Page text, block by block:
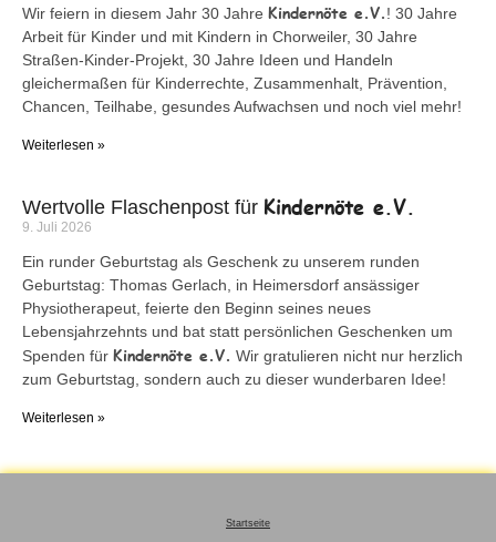
Wir feiern in diesem Jahr 30 Jahre Kindernöte e.V.! 30 Jahre
Arbeit für Kinder und mit Kindern in Chorweiler, 30 Jahre
Straßen-Kinder-Projekt, 30 Jahre Ideen und Handeln
gleichermaßen für Kinderrechte, Zusammenhalt, Prävention,
Chancen, Teilhabe, gesundes Aufwachsen und noch viel mehr!
Weiterlesen »
Wertvolle Flaschenpost für Kindernöte e.V.
9. Juli 2026
Ein runder Geburtstag als Geschenk zu unserem runden
Geburtstag: Thomas Gerlach, in Heimersdorf ansässiger
Physiotherapeut, feierte den Beginn seines neues
Lebensjahrzehnts und bat statt persönlichen Geschenken um
Spenden für Kindernöte e.V. Wir gratulieren nicht nur herzlich
zum Geburtstag, sondern auch zu dieser wunderbaren Idee!
Weiterlesen »
Startseite